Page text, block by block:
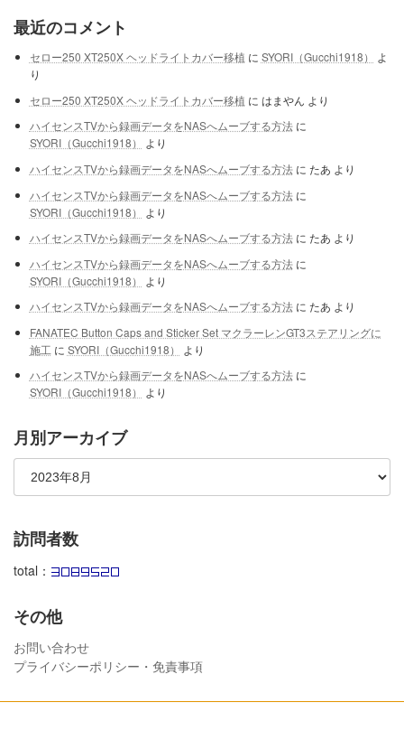
最近のコメント
セロー250 XT250X ヘッドライトカバー移植 に SYORI（Gucchi1918）
よ
り
セロー250 XT250X ヘッドライトカバー移植 に はまやん より
ハイセンスTVから録画データをNASへムーブする方法に
SYORI（Gucchi1918）
より
ハイセンスTVから録画データをNASへムーブする方法に たあ より
ハイセンスTVから録画データをNASへムーブする方法に
SYORI（Gucchi1918）
より
ハイセンスTVから録画データをNASへムーブする方法に たあ より
ハイセンスTVから録画データをNASへムーブする方法に
SYORI（Gucchi1918）
より
ハイセンスTVから録画データをNASへムーブする方法に たあ より
FANATEC Button Caps and Sticker Set マクラーレンGT3ステアリングに
施工 に SYORI（Gucchi1918）
より
ハイセンスTVから録画データをNASへムーブする方法に
SYORI（Gucchi1918）
より
月別アーカイブ
訪問者数
total：
その他
お問い合わせ
プライバシーポリシー・免責事項